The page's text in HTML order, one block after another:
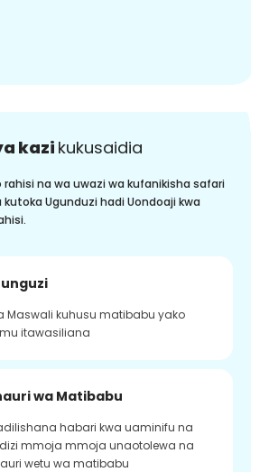
kazi kukusaidia
na wa uwazi wa kufanikisha safari
Ugunduzi hadi Uondoaji kwa
Maswali kuhusu matibabu yako
itawasiliana
wa Matibabu
habari kwa uaminifu na
mmoja mmoja unaotolewa na
wetu wa matibabu